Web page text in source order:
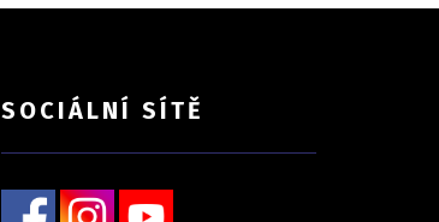
SOCIÁLNÍ SÍTĚ